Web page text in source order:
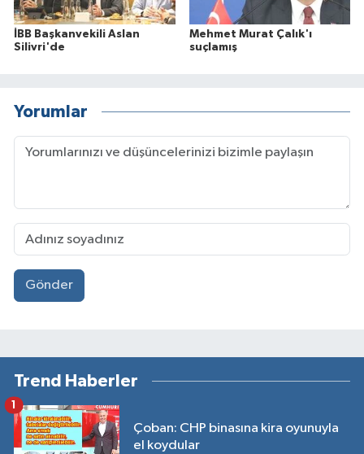
İBB Başkanvekili Aslan
Silivri'de
Mehmet Murat Çalık'ı
suçlamış
Yorumlar
Gönder
Trend Haberler
Çoban: CHP binasına kira oyunuyla
el koydular
1